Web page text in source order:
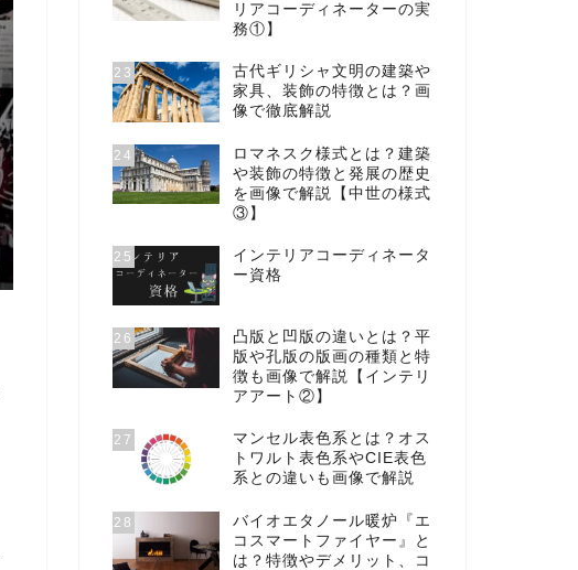
リアコーディネーターの実
務①】
23
古代ギリシャ文明の建築や
家具、装飾の特徴とは？画
像で徹底解説
24
ロマネスク様式とは？建築
や装飾の特徴と発展の歴史
を画像で解説【中世の様式
③】
25
インテリアコーディネータ
ー資格
26
凸版と凹版の違いとは？平
版や孔版の版画の種類と特
徴も画像で解説【インテリ
アアート②】
27
マンセル表色系とは？オス
トワルト表色系やCIE表色
系との違いも画像で解説
28
バイオエタノール暖炉『エ
コスマートファイヤー』と
は？特徴やデメリット、コ